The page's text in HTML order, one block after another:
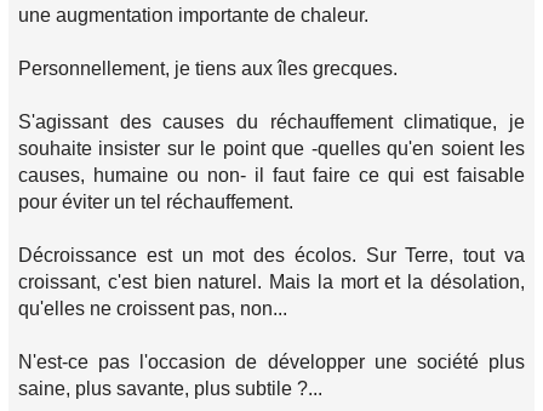
une augmentation importante de chaleur.
Personnellement, je tiens aux îles grecques.
S'agissant des causes du réchauffement climatique, je
souhaite insister sur le point que -quelles qu'en soient les
causes, humaine ou non- il faut faire ce qui est faisable
pour éviter un tel réchauffement.
Décroissance est un mot des écolos. Sur Terre, tout va
croissant, c'est bien naturel. Mais la mort et la désolation,
qu'elles ne croissent pas, non...
N'est-ce pas l'occasion de développer une société plus
saine, plus savante, plus subtile ?...